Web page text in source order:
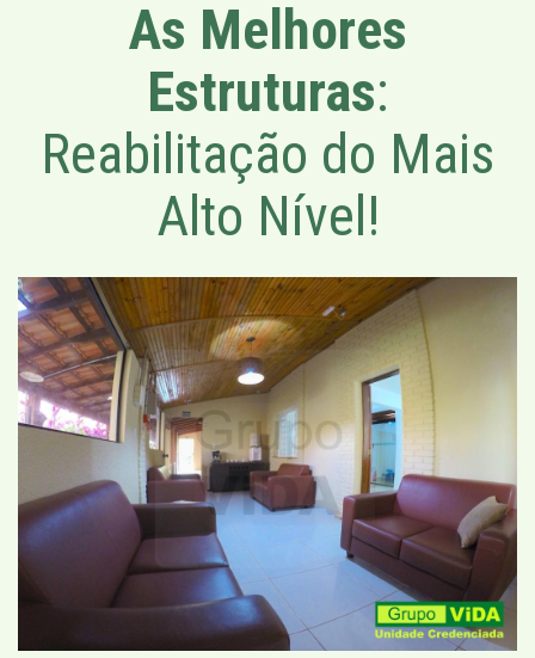
As Melhores
Estruturas:
Reabilitação do Mais
Alto Nível!